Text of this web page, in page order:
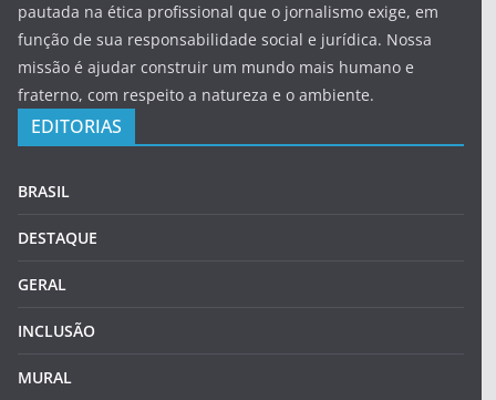
pautada na ética profissional que o jornalismo exige, em
função de sua responsabilidade social e jurídica. Nossa
missão é ajudar construir um mundo mais humano e
fraterno, com respeito a natureza e o ambiente.
EDITORIAS
BRASIL
DESTAQUE
GERAL
INCLUSÃO
MURAL